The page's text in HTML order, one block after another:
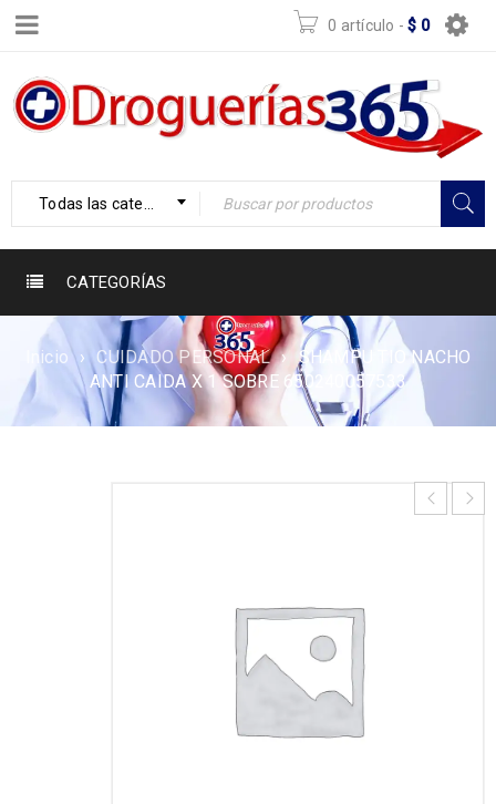
0 artículo - $ 0
Todas las categorías
CATEGORÍAS
Inicio › CUIDADO PERSONAL › SHAMPU TIO NACHO
ANTI CAIDA X 1 SOBRE 650240057533